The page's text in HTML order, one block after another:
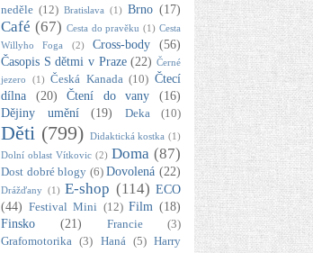
neděle (12) Bratislava (1) Brno (17)
Café (67) Cesta do pravěku (1) Cesta
Willyho Foga
(2) Cross-body
(56)
Časopis S dětmi v Praze (22) Černé
jezero
(1) Česká Kanada (10) Čtecí
dílna
(20) Čtení do vany
(16)
Dějiny umění
(19) Deka (10)
Děti (799) Didaktická kostka (1)
Dolní oblast Vítkovic (2) Doma (87)
Dost dobré blogy (6) Dovolená (22)
Drážďany (1) E-shop (114) ECO
(44) Festival Mini (12) Film (18)
Finsko
(21) Francie
(3)
Grafomotorika (3) Haná (5) Harry